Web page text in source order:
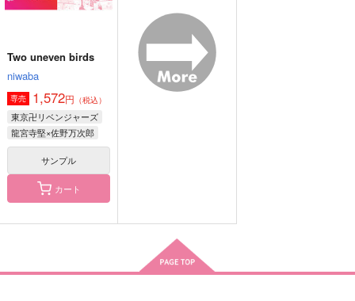
サンプル
作品詳細
いぬ。
今日も明日も明後日も
孟春
海辺のフライ屋さん
Two uneven birds
niwaba
専売 1,572円 （税込）
東京卍リベンジャーズ
龍宮寺堅×佐野万次郎
サンプル
カート